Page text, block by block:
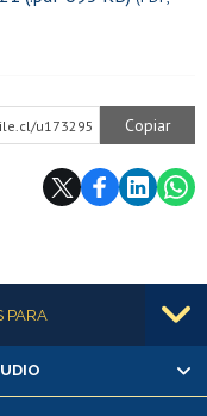
u173295 Copiar
PARA
os